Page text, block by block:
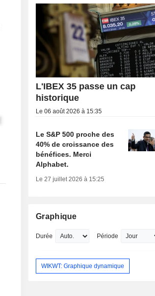
L'IBEX 35 passe un cap
historique
Le 06 août 2026 à 15:35
Le S&P 500 proche des
40% de croissance des
bénéfices. Merci
Alphabet.
Le 27 juillet 2026 à 15:25
Graphique
Durée Période
WIKWT: Graphique dynamique